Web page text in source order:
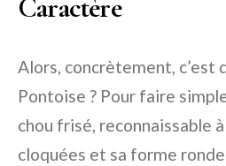
Caractère
Alors, concrètement, c’est
Pontoise ? Pour faire
chou frisé, reconnaissable
cloquées et sa forme